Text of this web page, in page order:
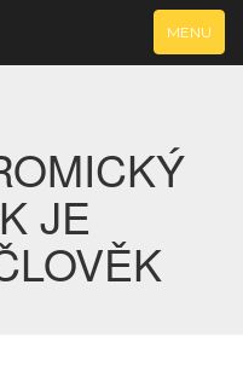
VYJÍŽDĚCÍ
NAVIGACE
MENU
JE